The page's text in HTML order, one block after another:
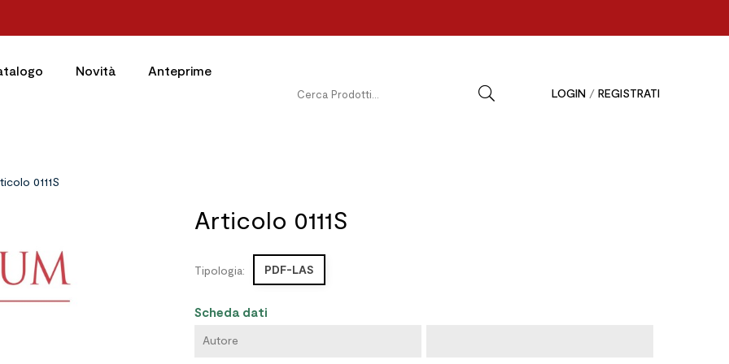
Novità Anteprime
LOGIN / REGISTRATI
0111S
Articolo 0111S
Tipologia: PDF-LAS
Scheda dati
Autore